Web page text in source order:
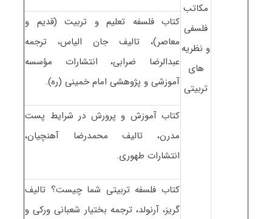
مکاتب
فلسفی
و نظریه
های
تربیتی
کتاب فلسفه تعلیم و تربیت (قدیم و
معاصر)، تالیف جان الیاس، ترجمه
عبدالرضا ضرابی، انتشارات مؤسسه
آموزشی و پژوهشی امام خمینی (ره).
کتاب آموزش و پرورش در شرایط پست
مدرن، تالیف محمدرضا آهنچیان،
انتشارات طهوری.
کتاب فلسفه تربیتی شما چیست؟ تالیف
گریز، آرنولد، ترجمه بختیار شعبانی ورکی و